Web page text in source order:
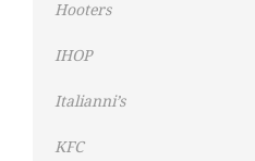
Hooters
IHOP
Italianni’s
KFC